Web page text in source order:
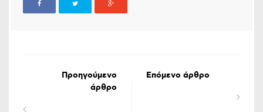
Προηγούμενο
άρθρο
Επόμενο άρθρο